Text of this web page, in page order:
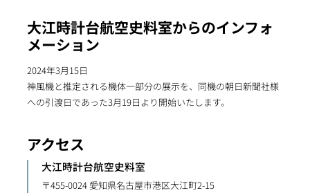
大江時計台航空史料室からのインフォ
メーション
2024年3月15日
神風機と推定される機体一部分の展示を、同機の朝日新聞社様
への引渡日であった3月19日より開始いたします。
アクセス
大江時計台航空史料室
〒455-0024 愛知県名古屋市港区大江町2-15